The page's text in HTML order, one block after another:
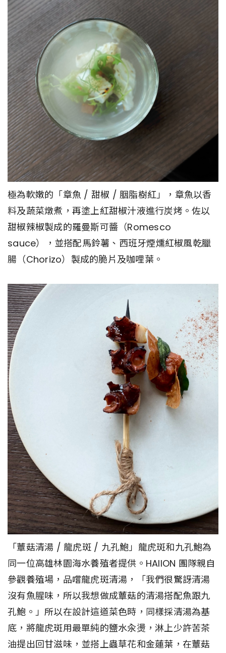
極為軟嫩的「章魚 / 甜椒 / 胭脂樹紅」，章魚以香
料及蔬菜燉煮，再塗上紅甜椒汁液進行炭烤。佐以
甜椒辣椒製成的羅曼斯可醬（Romesco
sauce），並搭配馬鈴薯、西班牙煙燻紅椒風乾臘
腸（Chorizo）製成的脆片及咖哩葉。
「蕈菇清湯 / 龍虎斑 / 九孔鮑」龍虎斑和九孔鮑為
同一位高雄林園海水養殖者提供。HAIION 團隊親自
參觀養殖場，品嚐龍虎斑清湯，「我們很驚訝清湯
沒有魚腥味，所以我想做成蕈菇的清湯搭配魚跟九
孔鮑。」所以在設計這道菜色時，同樣採清湯為基
底，將龍虎斑用最單純的鹽水汆燙，淋上少許苦茶
油提出回甘滋味，並搭上蟲草花和金蓮葉，在蕈菇